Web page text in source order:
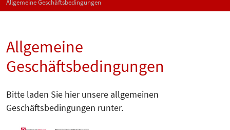
Allgemeine Geschäftsbedingungen
Allgemeine
Geschäftsbedingungen
Bitte laden Sie hier unsere allgemeinen
Geschäftsbedingungen runter.